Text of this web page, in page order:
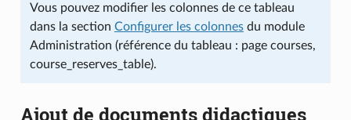
Vous pouvez modifier les colonnes de ce tableau
dans la section Configurer les colonnesdu module
Administration (référence du tableau : page courses,
course_reserves_table).
Ajout de documents didactiques